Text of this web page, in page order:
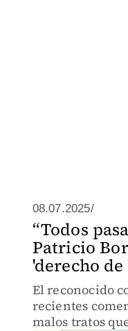
08.07.2025/
“Todos
Patricio
'derecho
El reconocido
recientes
malos tratos